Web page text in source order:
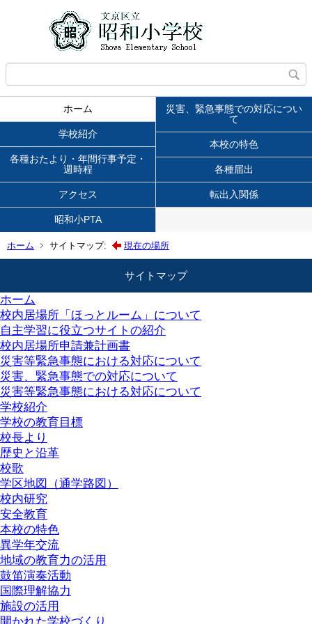
ホーム
災害、緊急事態での対応につい
て
学校紹介
本校の特色
各種おたより・年間行事予定・
週時程
各種届出
アクセス 転出入関係
昭和小PTA
ホーム サイトマップ: 現在の場所
サイトマップ
ホーム
校内居場所「ほっとルーム」について
自主学習に役立つサイトの紹介
校内居場所申請兼計画書
災害等緊急事態における対応について
災害、緊急事態での対応について
災害等緊急事態における対応について
学校紹介
学校の教育目標
校長より
歴史と沿革
校歌
学区地図（通学路図）
校内研究
安全教育
本校の特色
異学年交流
地域の教育力の活用
鼓笛演奏活動
国際理解協力
施設の活用